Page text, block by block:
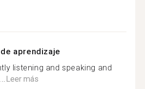
aprendizaje
listening and speaking and
Leer más